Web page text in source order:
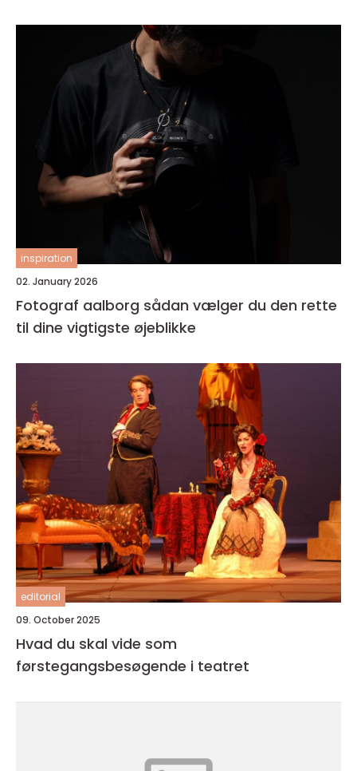
inspiration
02. January 2026
Fotograf aalborg sådan vælger du den rette
til dine vigtigste øjeblikke
editorial
09. October 2025
Hvad du skal vide som
førstegangsbesøgende i teatret